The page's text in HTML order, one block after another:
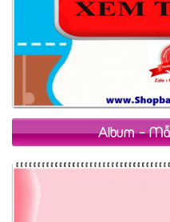
Album -